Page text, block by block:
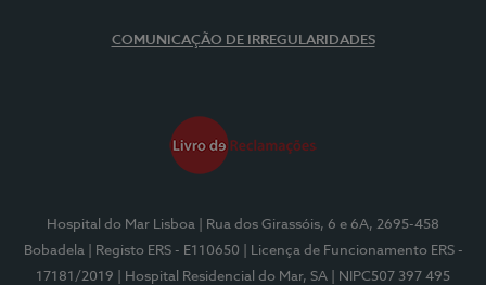
COMUNICAÇÃO DE IRREGULARIDADES
Hospital do Mar Lisboa
| Rua dos Girassóis, 6 e 6A, 2695-458
Bobadela
| Registo ERS - E110650
| Licença de Funcionamento ERS -
17181/2019
| Hospital Residencial do Mar, SA | NIPC507 397 495